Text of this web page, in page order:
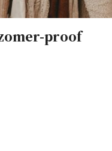
proof